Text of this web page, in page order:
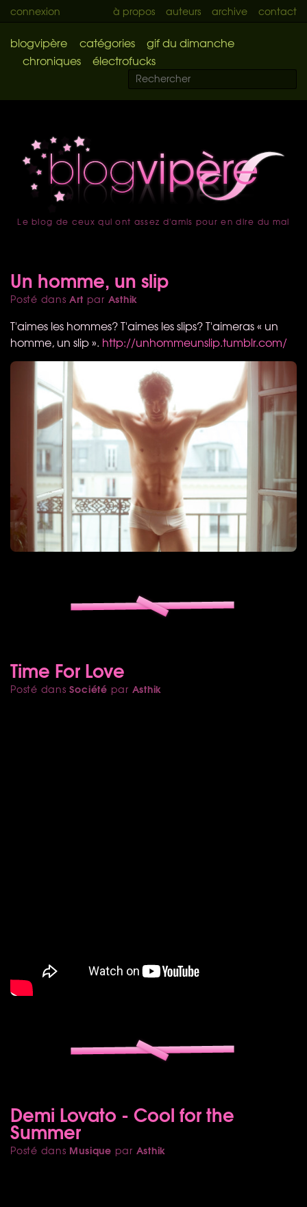
connexion à propos auteurs archive contact
blogvipère catégories
gif du dimanche
chroniques
électrofucks
accueil
Le blog de ceux qui ont assez d'amis pour en dire du mal
Un homme, un slip
Posté dansArt par Asthik
T'aimes les hommes? T'aimes les slips? T'aimeras « un
homme, un slip ». http://unhommeunslip.tumblr.com/
Time For Love
Posté dansSociété par Asthik
Demi Lovato - Cool for the
Summer
Posté dans Musique par Asthik